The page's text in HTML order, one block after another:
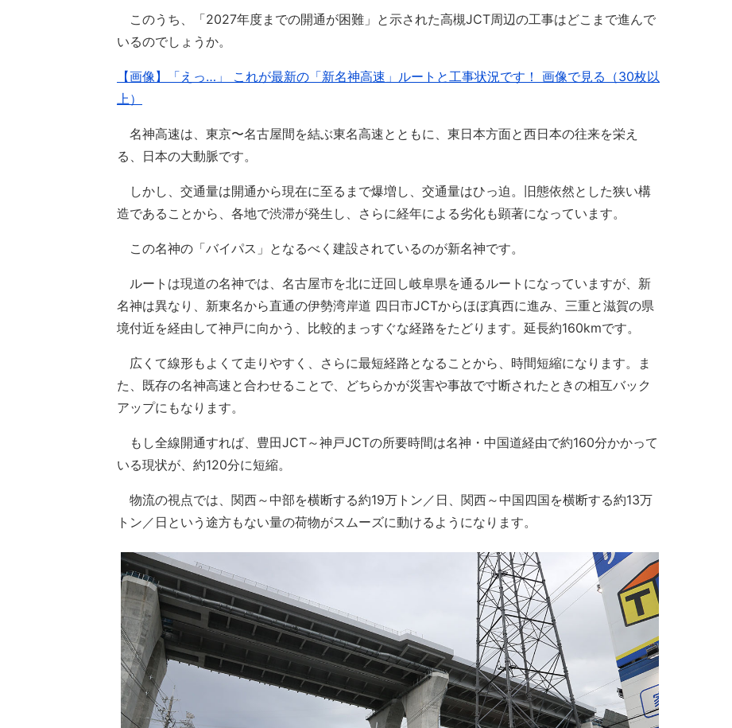
このうち、「2027年度までの開通が困難」と示された高槻JCT周辺の工事はどこまで進んで
いるのでしょうか。
【画像】「えっ…」 これが最新の「新名神高速」ルートと工事状況です！ 画像で見る（30枚以
上）
名神高速は、東京〜名古屋間を結ぶ東名高速とともに、東日本方面と西日本の往来を栄え
る、日本の大動脈です。
しかし、交通量は開通から現在に至るまで爆増し、交通量はひっ迫。旧態依然とした狭い構
造であることから、各地で渋滞が発生し、さらに経年による劣化も顕著になっています。
この名神の「バイパス」となるべく建設されているのが新名神です。
ルートは現道の名神では、名古屋市を北に迂回し岐阜県を通るルートになっていますが、新
名神は異なり、新東名から直通の伊勢湾岸道 四日市JCTからほぼ真西に進み、三重と滋賀の県
境付近を経由して神戸に向かう、比較的まっすぐな経路をたどります。延長約160kmです。
広くて線形もよくて走りやすく、さらに最短経路となることから、時間短縮になります。ま
た、既存の名神高速と合わせることで、どちらかが災害や事故で寸断されたときの相互バック
アップにもなります。
もし全線開通すれば、豊田JCT～神戸JCTの所要時間は名神・中国道経由で約160分かかって
いる現状が、約120分に短縮。
物流の視点では、関西～中部を横断する約19万トン／日、関西～中国四国を横断する約13万
トン／日という途方もない量の荷物がスムーズに動けるようになります。